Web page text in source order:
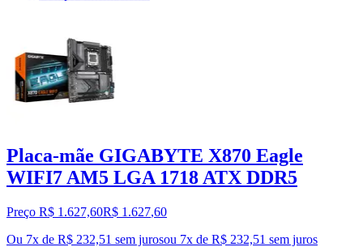
Placa-mãe GIGABYTE X870 Eagle
WIFI7 AM5 LGA 1718 ATX DDR5
Preço R$ 1.627,60R$ 1.627,60
Ou 7x de R$ 232,51 sem jurosou 7x de R$ 232,51 sem juros